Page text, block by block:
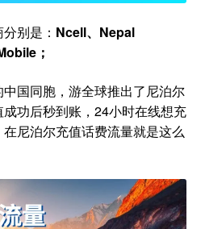
别是： Ncell、Nepal
；
国同胞，游全球推出了尼泊尔
功后秒到账，24小时在线想充
尼泊尔充值话费流量就是这么